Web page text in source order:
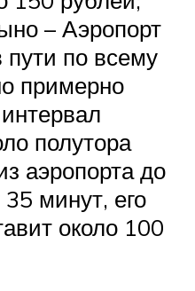
– Аэропорт
по всему
примерно
полутора
аэропорта до
минут, его
около 100